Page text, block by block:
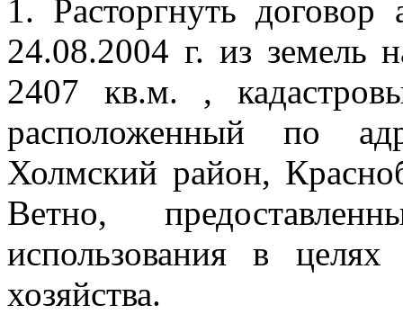
1. Расторгнуть договор
24.08.2004 г. из земель
2407 кв.м. ,
расположенный по
Холмский район,
Ветно,
использования в
хозяйства.